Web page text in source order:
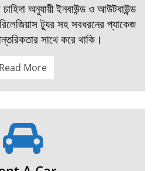
অনুযায়ী ইনবাউন্ড ও আউটবাউন্ড
ট্যুর সহ সবধরনের প্যাকেজ
সাথে করে থাকি।
Read More